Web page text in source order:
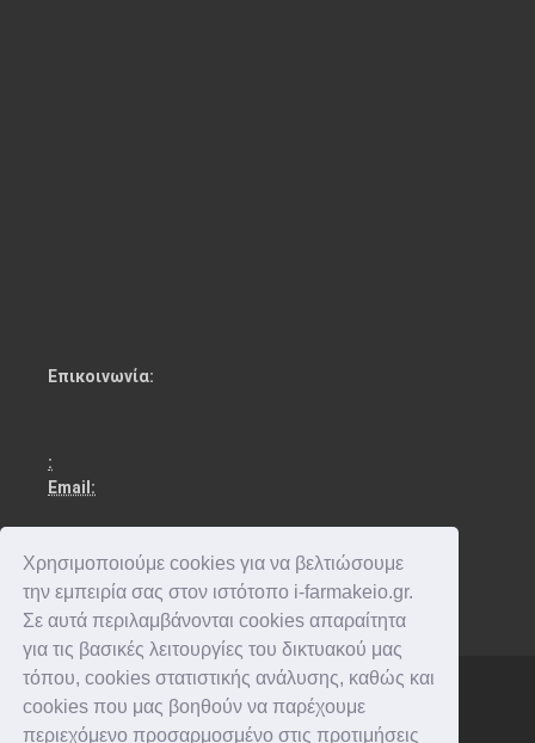
Χρησιμοποιούμε cookies για να βελτιώσουμε
την εμπειρία σας στον ιστότοπο i-farmakeio.gr.
Σε αυτά περιλαμβάνονται cookies απαραίτητα
για τις βασικές λειτουργίες του δικτυακού μας
τόπου, cookies στατιστικής ανάλυσης, καθώς και
cookies που μας βοηθούν να παρέχουμε
περιεχόμενο προσαρμοσμένο στις προτιμήσεις
Επικοινωνία:
:
Email:
Copyright © 2016-2026 . All rights reserved.